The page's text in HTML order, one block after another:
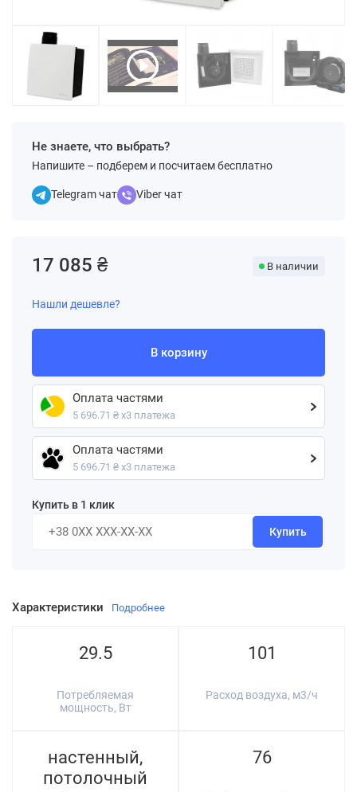
Не знаете, что выбрать?
Напишите – подберем и посчитаем бесплатно
Telegram чат Viber чат
Характеристики Подробнее
29.5
Потребляемая
мощность, Вт
101
Расход воздуха, м3/ч
настенный,
потолочный
76
17 085 ₴ В наличии
Нашли дешевле?
В корзину
Оплата частями
5 696.71 ₴ х3 платежа
Оплата частями
5 696.71 ₴ х3 платежа
Купить в 1 клик
Купить